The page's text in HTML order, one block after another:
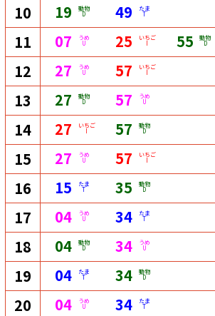
10 19 動物
D 49 たま
T
11 07 うめ
U 25 いちご
I 55 動物
D
12 27 うめ
U 57 いちご
I
13 27 動物
D 57 うめ
U
14 27 いちご
I 57 動物
D
15 27 うめ
U 57 いちご
I
16 15 たま
T 35 動物
D
17 04 うめ
U 34 たま
T
18 04 動物
D 34 うめ
U
19 04 たま
T 34 動物
D
20 04 うめ
U 34 たま
T